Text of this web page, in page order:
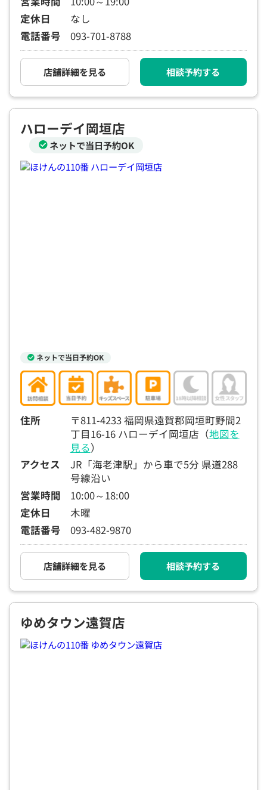
定休日
なし
電話番号
093-701-8788
店舗詳細を見る 相談予約する
ハローデイ岡垣店
ネットで当日予約OK
ネットで当日予約OK
住所
〒811-4233 福岡県遠賀郡岡垣町野間2
丁目16-16 ハローデイ岡垣店（地図を
見る）
アクセス
JR「海老津駅」から車で5分 県道288
号線沿い
営業時間
10:00～18:00
定休日
木曜
電話番号
093-482-9870
店舗詳細を見る 相談予約する
ゆめタウン遠賀店